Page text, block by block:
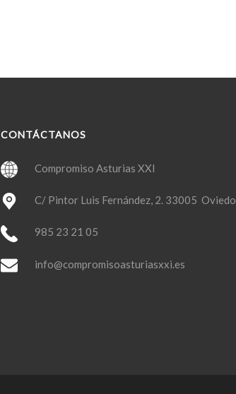
CONTÁCTANOS
Compromiso Asturias XXI
C/ Pintor Luis Fernández, 2. 33005 Oviedo
985 23 21 05
info@compromisoasturiasxxi.es